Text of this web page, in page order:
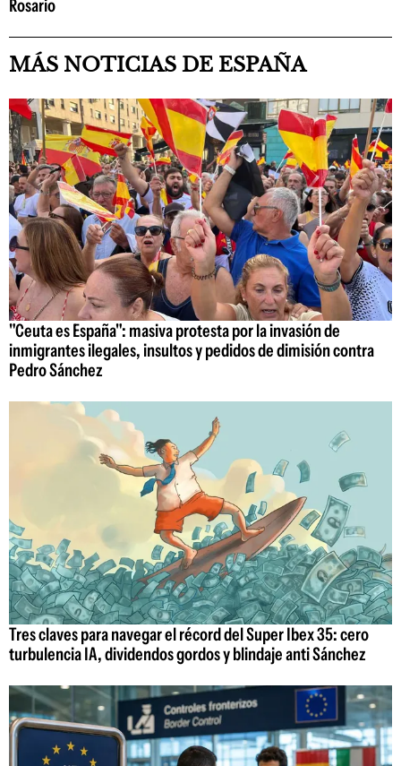
Rosario
MÁS NOTICIAS DE ESPAÑA
"Ceuta es España": masiva protesta por la invasión de
inmigrantes ilegales, insultos y pedidos de dimisión contra
Pedro Sánchez
Tres claves para navegar el récord del Super Ibex 35: cero
turbulencia IA, dividendos gordos y blindaje anti Sánchez